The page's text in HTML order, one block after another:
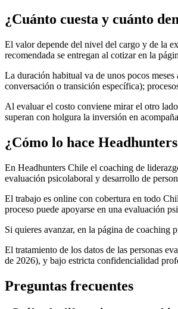
¿Cuánto cuesta y cuánto
El valor depende del nivel del cargo y de la
recomendada se entregan al cotizar en la
La duración habitual va de unos pocos
conversación o transición específica);
Al evaluar el costo conviene mirar el otro
superan con holgura la inversión en
¿Cómo lo hace
En Headhunters Chile el coaching de
evaluación psicolaboral y desarrollo de
El trabajo es online con cobertura en todo
proceso puede apoyarse en una evaluación
Si quieres avanzar, en la página de coaching
El tratamiento de los datos de las personas
de 2026), y bajo estricta confidencialidad
Preguntas frecuentes